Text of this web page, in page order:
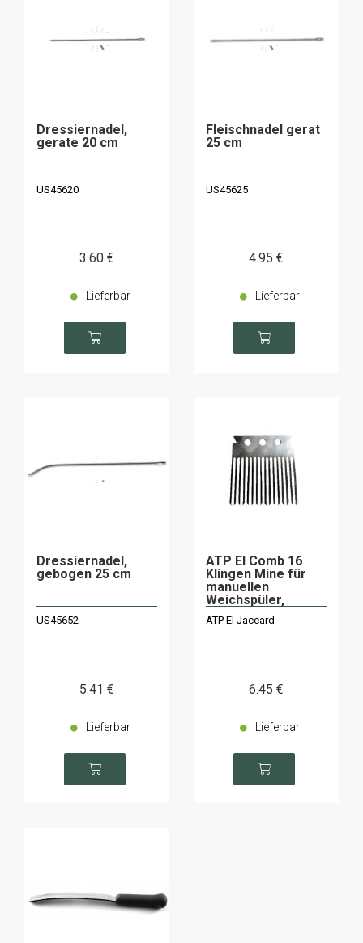
Dressiernadel,
gerate 20 cm
US45620
3.60 €
Lieferbar
Fleischnadel gerat
25 cm
US45625
4.95 €
Lieferbar
Dressiernadel,
gebogen 25 cm
US45652
5.41 €
Lieferbar
ATP EI Comb 16
Klingen Mine für
manuellen
Weichspüler,
professionelles
Modell Jaccard
ATP EI Jaccard
6.45 €
Lieferbar